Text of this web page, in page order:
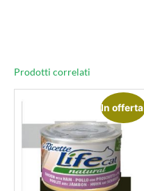
Prodotti correlati
In